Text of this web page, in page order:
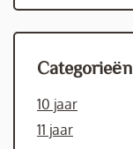
Categorieën
10 jaar
11 jaar